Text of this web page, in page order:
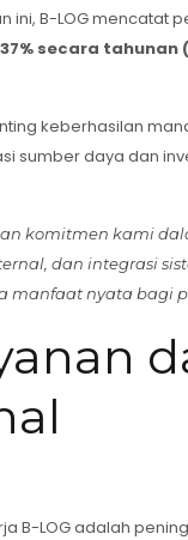
ini, B-LOG mencatat
secara tahunan
keberhasilan
sumber daya dan
komitmen kami
dan integrasi
nyata bagi
B-LOG adalah